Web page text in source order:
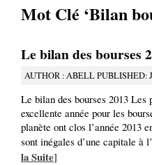
Mot Clé ‘Bilan
Le bilan des bourses
AUTHOR : ABELL PUBLISHED:
Le bilan des bourses 2013 Les
excellente année pour les
planète ont clos l’année 2013
sont inégales d’une capitale à
la Suite]